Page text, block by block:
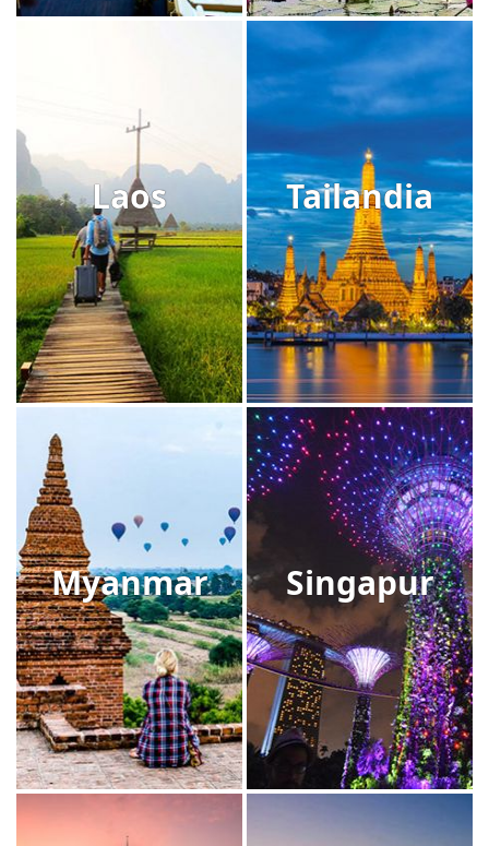
Laos Tailandia
Myanmar Singapur